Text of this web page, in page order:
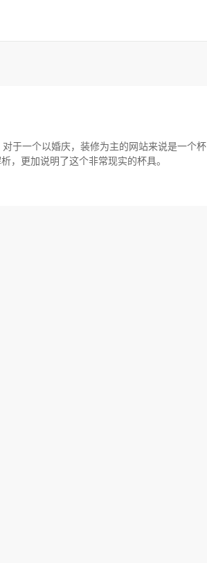
于一个以婚庆，装修为主的网站来说是一个杯
更加说明了这个非常现实的杯具。